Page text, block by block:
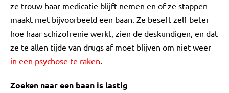
ze trouw haar medicatie blijft nemen en of ze stappen
maakt met bijvoorbeeld een baan. Ze beseft zelf beter
hoe haar schizofrenie werkt, zien de deskundigen, en dat
ze te allen tijde van drugs af moet blijven om niet weer
in een psychose te raken.
Zoeken naar een baan is lastig